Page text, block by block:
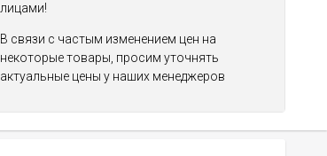
лицами!
В связи с частым изменением цен на
некоторые товары, просим уточнять
актуальные цены у наших менеджеров